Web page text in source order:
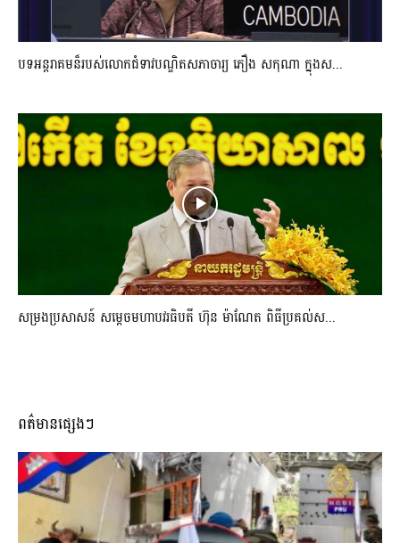
បទអន្តរាគមន៏របស់លោកជំទាវបណ្ឌិតសភាចារ្យ ភឿង សកុណា ក្នុងស...
សម្រងប្រសាសន៍ សម្ដេចមហាបវរធិបតី ហ៊ុន ម៉ាណែត ពិធីប្រគល់ស...
ពត៌មានផ្សេងៗ